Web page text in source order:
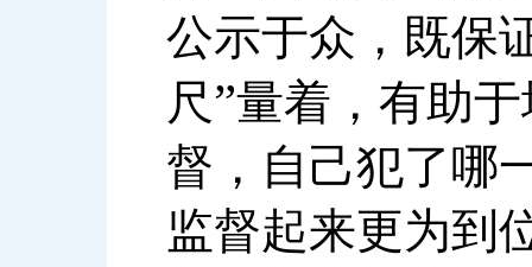
公示于众，既保
尺”量着，有助
督，自己犯了哪
监督起来更为到